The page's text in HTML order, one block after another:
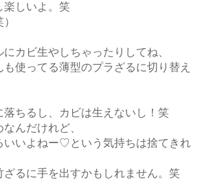
楽しいよ。笑
カビ生やしちゃったりしてね、
使ってる薄型のプラざるに切り替え
落ちるし、カビは生えないし！笑
んだけれど、
いいよねー♡という気持ちは捨てきれ
ざるに手を出すかもしれません。笑